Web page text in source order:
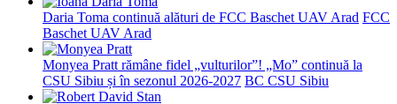
Daria Toma continuă alături de FCC Baschet UAV Arad FCC
Baschet UAV Arad
Monyea Pratt rămâne fidel „vulturilor”! „Mo” continuă la
CSU Sibiu și în sezonul 2026-2027 BC CSU Sibiu